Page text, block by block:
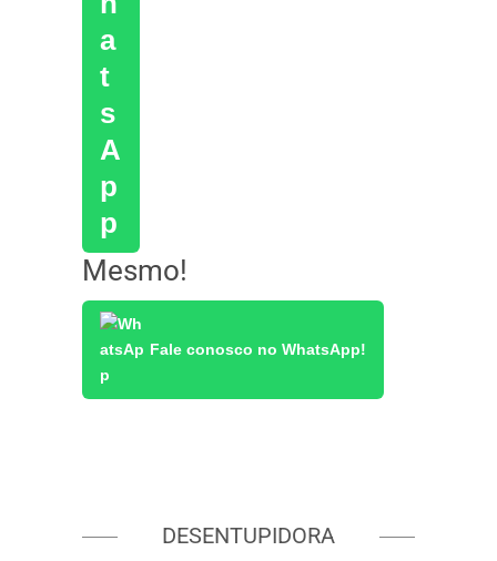
Mesmo!
Fale conosco no WhatsApp!
DESENTUPIDORA